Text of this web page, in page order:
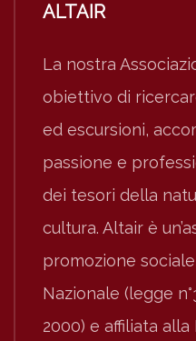
ALTAIR
La nostra
obiettivo di
ed escursioni,
passione e
dei tesori della
cultura. Altair è
promozione
Nazionale (legge
2000) e affiliata alla